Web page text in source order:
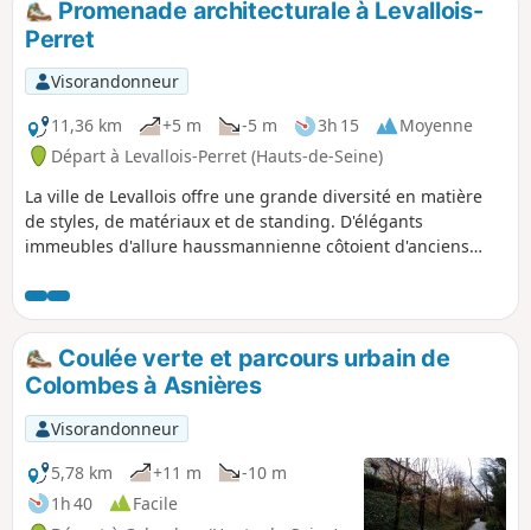
Promenade architecturale à Levallois-
Perret
Visorandonneur
11,36 km
+5 m -5 m 3h 15
Moyenne
Départ à Levallois-Perret (Hauts-de-Seine)
La ville de Levallois offre une grande diversité en matière
de styles, de matériaux et de standing. D'élégants
immeubles d'allure haussmannienne côtoient d'anciens
des années 1960 aux façades de briques souvent
agrémentées de motifs en céramique. Aujourd'hui, la ville
accueille nombre de sièges sociaux et d'immeubles de
bureaux, tandis que de nouvelles grandes résidences
modernes entourées d'espaces verts se multiplient.
Coulée verte et parcours urbain de
Colombes à Asnières
Visorandonneur
5,78 km
+11 m
-10 m
1h 40
Facile